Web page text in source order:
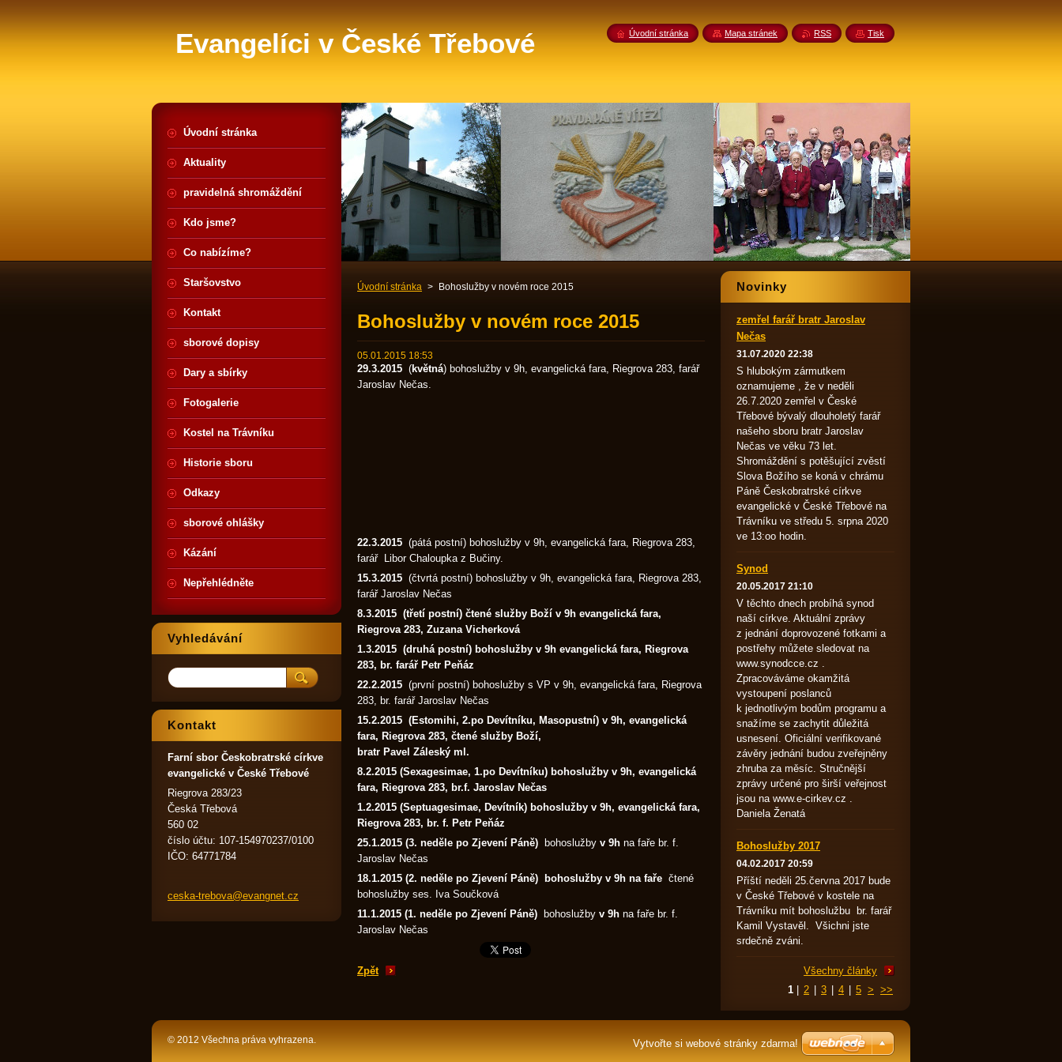
Evangelíci v České Třebové
Úvodní stránka > Bohoslužby v novém roce 2015
Bohoslužby v novém roce 2015
05.01.2015 18:53
29.3.2015 (květná) bohoslužby v 9h, evangelická fara, Riegrova 283, farář
Jaroslav Nečas.
22.3.2015 (pátá postní) bohoslužby v 9h, evangelická fara, Riegrova 283,
farář Libor Chaloupka z Bučiny.
15.3.2015 (čtvrtá postní) bohoslužby v 9h, evangelická fara, Riegrova 283,
farář Jaroslav Nečas
8.3.2015 (třetí postní) čtené služby Boží v 9h evangelická fara,
Riegrova 283, Zuzana Vicherková
1.3.2015 (druhá postní) bohoslužby v 9h evangelická fara, Riegrova
283, br. farář Petr Peňáz
22.2.2015 (první postní) bohoslužby s VP v 9h, evangelická fara, Riegrova
283, br. farář Jaroslav Nečas
15.2.2015 (Estomihi, 2.po Devítníku, Masopustní) v 9h, evangelická
fara, Riegrova 283, čtené služby Boží,
bratr Pavel Záleský ml.
8.2.2015 (Sexagesimae, 1.po Devítníku) bohoslužby v 9h, evangelická
fara, Riegrova 283, br.f. Jaroslav Nečas
1.2.2015 (Septuagesimae, Devítník) bohoslužby v 9h, evangelická fara,
Riegrova 283, br. f. Petr Peňáz
25.1.2015 (3. neděle po Zjevení Páně)
bohoslužby v 9h na faře br. f.
Jaroslav Nečas
18.1.2015 (2. neděle po Zjevení Páně) bohoslužby v 9h na faře čtené
bohoslužby ses. Iva Součková
11.1.2015 (1. neděle po Zjevení Páně)
bohoslužby v 9h na faře br. f.
Jaroslav Nečas
Zpět
Novinky
zemřel farář bratr Jaroslav
Nečas
31.07.2020 22:38
S hlubokým zármutkem
oznamujeme , že v neděli
26.7.2020 zemřel v České
Třebové bývalý dlouholetý farář
našeho sboru bratr Jaroslav
Nečas ve věku 73 let.
Shromáždění s potěšující zvěstí
Slova Božího se koná v chrámu
Páně Českobratrské církve
evangelické v České Třebové na
Trávníku ve středu 5. srpna 2020
ve 13:oo hodin.
Synod
20.05.2017 21:10
V těchto dnech probíhá synod
naší církve. Aktuální zprávy
z jednání doprovozené fotkami a
postřehy můžete sledovat na
www.synodcce.cz .
Zpracováváme okamžitá
vystoupení poslanců
k jednotlivým bodům programu a
snažíme se zachytit důležitá
usnesení. Oficiální verifikované
závěry jednání budou zveřejněny
zhruba za měsíc. Stručnější
zprávy určené pro širší veřejnost
jsou na www.e-cirkev.cz .
Daniela Ženatá
Bohoslužby 2017
04.02.2017 20:59
Příští neděli 25.června 2017 bude
v České Třebové v kostele na
Trávníku mít bohoslužbu br. farář
Kamil Vystavěl. Všichni jste
srdečně zváni.
Všechny články
1
2 3 4 5 > >>
Úvodní stránka
Aktuality
pravidelná shromáždění
Kdo jsme?
Co nabízíme?
Staršovstvo
Kontakt
sborové dopisy
Dary a sbírky
Fotogalerie
Kostel na Trávníku
Historie sboru
Odkazy
sborové ohlášky
Kázání
Nepřehlédněte
Vyhledávání
Kontakt
Farní sbor Českobratrské církve
evangelické v České Třebové
Riegrova 283/23
Česká Třebová
560 02
číslo účtu: 107-154970237/0100
IČO: 64771784
ceska-trebova@evangnet.cz
© 2012 Všechna práva vyhrazena.
Úvodní stránka Mapa stránek RSS Tisk
Vytvořte si webové stránky zdarma!